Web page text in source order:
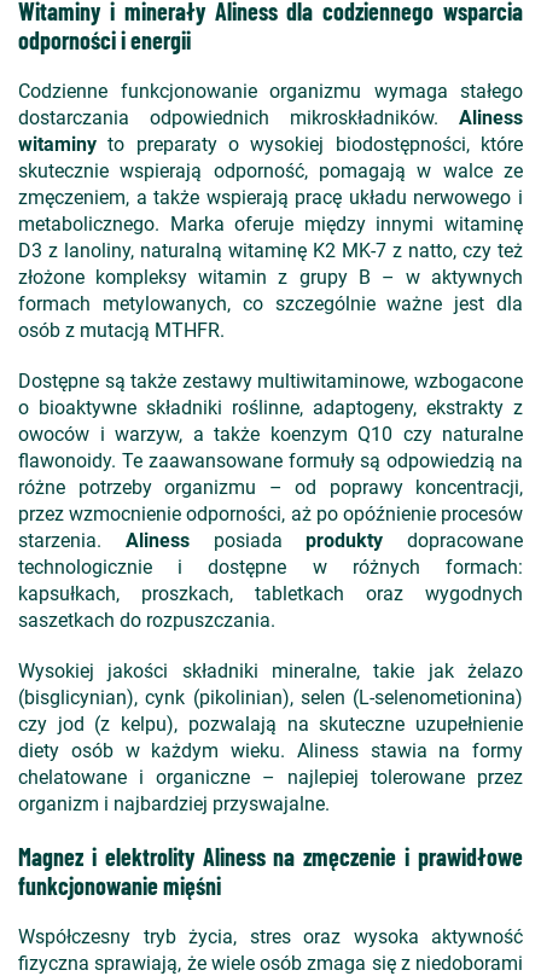
Witaminy i minerały Aliness dla codziennego wsparcia
odporności i energii
Codzienne funkcjonowanie organizmu wymaga stałego
dostarczania odpowiednich mikroskładników. Aliness
witaminy to preparaty o wysokiej biodostępności, które
skutecznie wspierają odporność, pomagają w walce ze
zmęczeniem, a także wspierają pracę układu nerwowego i
metabolicznego. Marka oferuje między innymi witaminę
D3 z lanoliny, naturalną witaminę K2 MK-7 z natto, czy też
złożone kompleksy witamin z grupy B – w aktywnych
formach metylowanych, co szczególnie ważne jest dla
osób z mutacją MTHFR.
Dostępne są także zestawy multiwitaminowe, wzbogacone
o bioaktywne składniki roślinne, adaptogeny, ekstrakty z
owoców i warzyw, a także koenzym Q10 czy naturalne
flawonoidy. Te zaawansowane formuły są odpowiedzią na
różne potrzeby organizmu – od poprawy koncentracji,
przez wzmocnienie odporności, aż po opóźnienie procesów
starzenia. Aliness posiadaprodukty dopracowane
technologicznie i dostępne w różnych formach:
kapsułkach, proszkach, tabletkach oraz wygodnych
saszetkach do rozpuszczania.
Wysokiej jakości składniki mineralne, takie jak żelazo
(bisglicynian), cynk (pikolinian), selen (L-selenometionina)
czy jod (z kelpu), pozwalają na skuteczne uzupełnienie
diety osób w każdym wieku. Aliness stawia na formy
chelatowane i organiczne – najlepiej tolerowane przez
organizm i najbardziej przyswajalne.
Magnez i elektrolity Aliness na zmęczenie i prawidłowe
funkcjonowanie mięśni
Współczesny tryb życia, stres oraz wysoka aktywność
fizyczna sprawiają, że wiele osób zmaga się z niedoborami